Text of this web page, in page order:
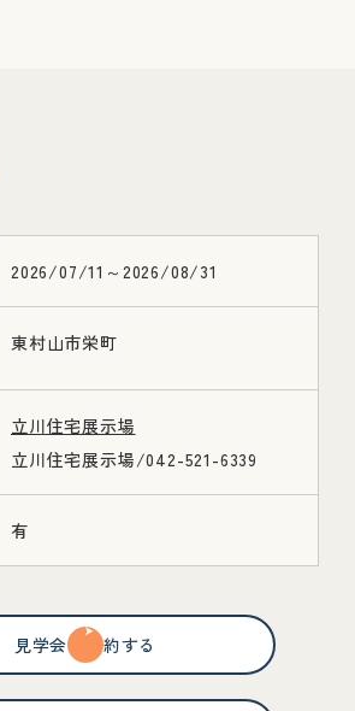
2026/07/11～2026/08/31
東村山市栄町
立川住宅展示場
立川住宅展示場/042-521-6339
有
見学会を予約する